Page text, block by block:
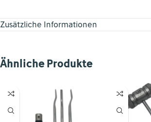
Zusätzliche Informationen
Ähnliche Produkte